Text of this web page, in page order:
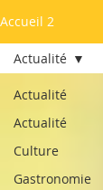
Accueil 2
Actualité
Actualité
Culture
Gastronomie
Actualité